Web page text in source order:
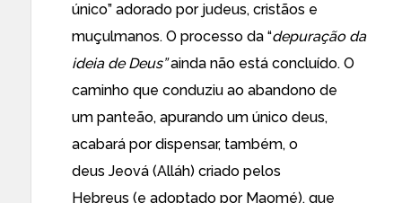
único” adorado por judeus, cristãos e
muçulmanos. O processo da “depuração da
ideia de Deus”ainda não está concluído. O
caminho que conduziu ao abandono de
um panteão, apurando um único deus,
acabará por dispensar, também, o
deus Jeová (Alláh) criado pelos
Hebreus (e adoptado por Maomé), que